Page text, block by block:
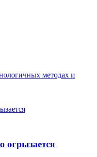
методах и
огрызается